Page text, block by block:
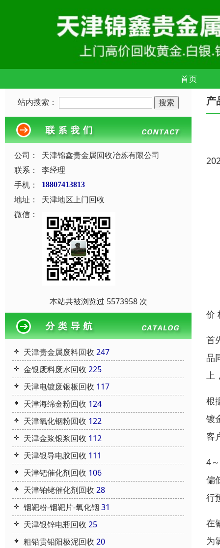
首页
站内搜索：
公司：
天津锦鑫贵金属回收冶炼有限公司
联系：
李经理
手机：
18807413813
地址：
天津地区上门回收
微信：
本站共被浏览过 5573958 次
天津贵金属废料回收 247
金银废料废水回收 225
天津电镀废银板回收 117
天津海绵金粉回收 124
天津氧化铟粉回收 122
天津金浆银浆回收 112
天津银导电胶回收 111
天津钯催化剂回收 106
天津铂铑催化剂回收 28
铟靶粉-铟靶片-氧化铟 31
天津银锌电瓶回收 25
粗铅贵铅阳极泥回收 20
产
价
首
品
上
根
镀
客
4
偏
行
在
为